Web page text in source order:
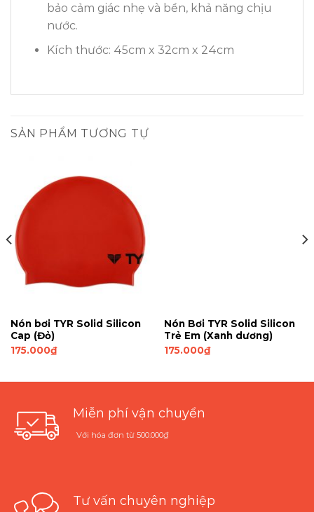
bảo cảm giác nhẹ và bền, khả năng chịu
nước.
Kích thước: 45cm x 32cm x 24cm
SẢN PHẨM TƯƠNG TỰ
Nón bơi TYR Solid Silicon
Cap (Đỏ)
175.000₫
Nón Bơi TYR Solid Silicon
Trẻ Em (Xanh dương)
175.000₫
Miễn phí vận chuyển
Với hóa đơn từ 500.000₫
Tư vấn chuyên nghiệp